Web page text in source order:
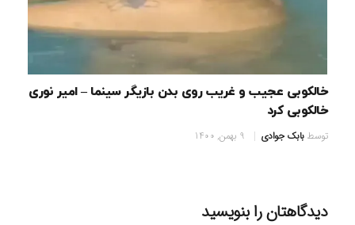
خالکوبی عجیب و غریب روی بدن بازیگر سینما – امیر نوری
خالکوبی کرد
توسطبابک جوادی 9 بهمن, 1400
دیدگاهتان را بنویسید